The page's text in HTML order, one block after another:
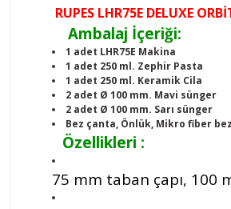
RUPES LHR75E DELUXE
Ambalaj İçeriği:
1 adet LHR75E Makina
1 adet 250 ml. Zephir Pasta
1 adet 250 ml. Keramik Cila
2 adet Ø 100 mm. Mavi sünger
2 adet Ø 100 mm. Sarı sünger
Bez çanta, Önlük, Mikro fiber bez
Özellikleri :
75 mm taban çapı, 100